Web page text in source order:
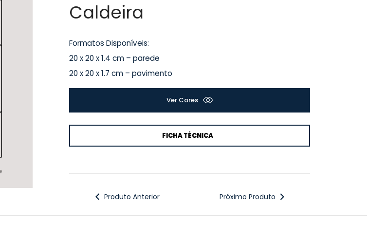
Caldeira
Formatos Disponíveis:
20 x 20 x 1.4 cm – parede
20 x 20 x 1.7 cm – pavimento
Ver Cores
FICHA TÉCNICA
Produto Anterior Próximo Produto